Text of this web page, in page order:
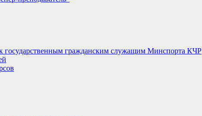
государственным гражданским служащим Минспорта КЧР